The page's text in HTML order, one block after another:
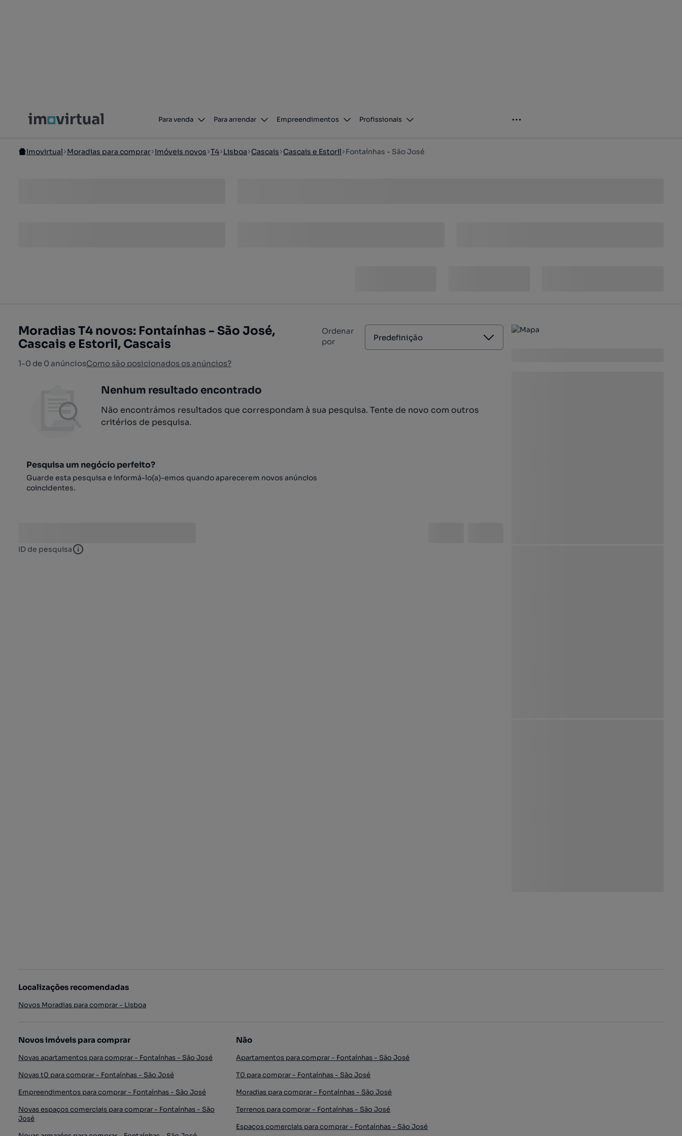
Para venda Para arrendar Empreendimentos Profissionais
Imovirtual Moradias para comprar Imóveis novos T4 Lisboa Cascais Cascais e Estoril Fontaínhas - São José
Moradias T4 novos: Fontaínhas - São José,
Cascais e Estoril, Cascais
1-0 de 0 anúnciosComo são posicionados os anúncios?
Ordenar
por
Predefinição
Nenhum resultado encontrado
Não encontrámos resultados que correspondam à sua pesquisa. Tente de novo com outros
critérios de pesquisa.
Pesquisa um negócio perfeito?
Guarde esta pesquisa e informá-lo(a)-emos quando aparecerem novos anúncios
coincidentes.
ID de pesquisa ID de pesquisa
Localizações recomendadas
Novos Moradias para comprar - Lisboa
Novos imóveis para comprar
Novas apartamentos para comprar - Fontaínhas - São José
Novas t0 para comprar - Fontaínhas - São José
Empreendimentos para comprar - Fontaínhas - São José
Novas espaços comerciais para comprar - Fontaínhas - São
José
Não
Apartamentos para comprar - Fontaínhas - São José
T0 para comprar - Fontaínhas - São José
Moradias para comprar - Fontaínhas - São José
Terrenos para comprar - Fontaínhas - São José
Espaços comerciais para comprar - Fontaínhas - São José